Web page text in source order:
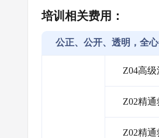
培训相关费用：
公正、公开、透明，全
Z04高
Z02精
Z02精